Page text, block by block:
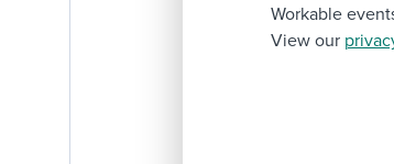
Workable
View our